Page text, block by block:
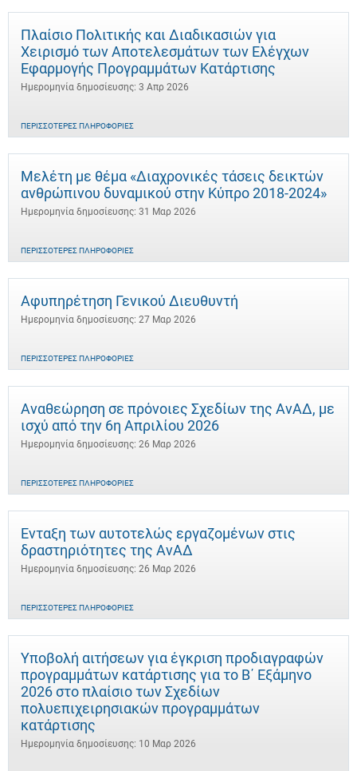
Πλαίσιο Πολιτικής και Διαδικασιών για
Χειρισμό των Αποτελεσμάτων των Ελέγχων
Εφαρμογής Προγραμμάτων Κατάρτισης
Ημερομηνία δημοσίευσης: 3 Απρ 2026
ΠΕΡΙΣΣΌΤΕΡΕΣ ΠΛΗΡΟΦΟΡΊΕΣ
Μελέτη με θέμα «Διαχρονικές τάσεις δεικτών
ανθρώπινου δυναμικού στην Κύπρο 2018-2024»
Ημερομηνία δημοσίευσης: 31 Μαρ 2026
ΠΕΡΙΣΣΌΤΕΡΕΣ ΠΛΗΡΟΦΟΡΊΕΣ
Αφυπηρέτηση Γενικού Διευθυντή
Ημερομηνία δημοσίευσης: 27 Μαρ 2026
ΠΕΡΙΣΣΌΤΕΡΕΣ ΠΛΗΡΟΦΟΡΊΕΣ
Αναθεώρηση σε πρόνοιες Σχεδίων της ΑνΑΔ, με
ισχύ από την 6η Απριλίου 2026
Ημερομηνία δημοσίευσης: 26 Μαρ 2026
ΠΕΡΙΣΣΌΤΕΡΕΣ ΠΛΗΡΟΦΟΡΊΕΣ
Ένταξη των αυτοτελώς εργαζομένων στις
δραστηριότητες της ΑνΑΔ
Ημερομηνία δημοσίευσης: 26 Μαρ 2026
ΠΕΡΙΣΣΌΤΕΡΕΣ ΠΛΗΡΟΦΟΡΊΕΣ
Υποβολή αιτήσεων για έγκριση προδιαγραφών
προγραμμάτων κατάρτισης για το Β΄ Εξάμηνο
2026 στο πλαίσιο των Σχεδίων
πολυεπιχειρησιακών προγραμμάτων
κατάρτισης
Ημερομηνία δημοσίευσης: 10 Μαρ 2026